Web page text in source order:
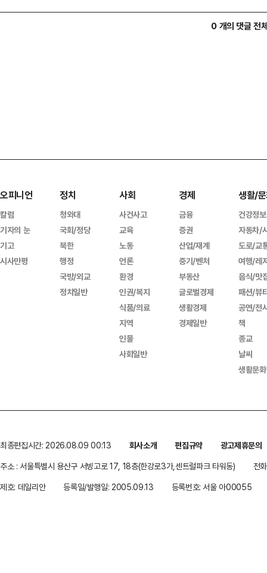
0 개의 댓글 전
오피니언
칼럼
기자의 눈
기고
시사만평
정치
청와대
국회/정당
북한
행정
국방/외교
정치일반
사회
사건사고
교육
노동
언론
환경
인권/복지
식품/의료
지역
인물
사회일반
경제
금융
증권
산업/재계
중기/벤처
부동산
글로벌경제
생활경제
경제일반
생활/
건강정보
자동차/
도로/교
여행/레
음식/맛
패션/뷰
공연/전
책
종교
날씨
생활문
최종편집시간: 2026.08.09 00:13 회사소개 편집규약
광고제휴문의
주소 : 서울특별시 용산구 서빙고로 17, 18층(한강로3가,센트럴파크 타워동)
전
제호: 데일리안
등록일/발행일: 2005.09.13 등록번호: 서울 아00055